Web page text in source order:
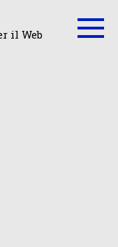
il Web